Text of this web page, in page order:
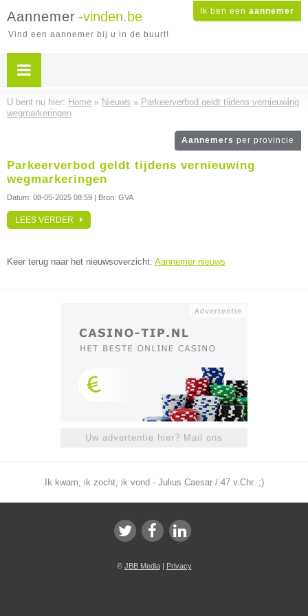
Ik ben een aannemer
Aannemer -vinden.be
Vind een aannemer bij u in de buurt!
U bent nu hier: Home » Nieuws » Parkeerverbod geldt tijdens vernieuwing
wegmarkeringen
Aannemers per provincie
Parkeerverbod geldt tijdens vernieuwing
wegmarkeringen
Datum: 08-05-2025 08:59 | Bron: GVA
LEES VERDER
Keer terug naar het nieuwsoverzicht: Aannemer nieuws
Uw advertentie hier? Mail ons
Ik kwam, ik zocht, ik vond - Julius Caesar / 47 v.Chr. ;)
© JBB Media| Privacy